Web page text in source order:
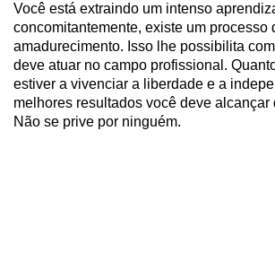
Você está extraindo um intenso
concomitantemente, existe um processo
amadurecimento. Isso lhe possibilita
deve atuar no campo profissional.
estiver a vivenciar a liberdade e a
melhores resultados você deve alcançar
Não se prive por ninguém.